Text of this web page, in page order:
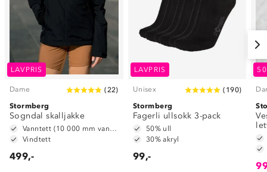
LAVPRIS
Dame ( 22)
Stormberg
Sogndal skalljakke
Vindtett
499,-
LAVPRIS
Unisex ( 190)
Stormberg
Fagerli ullsokk 3-pack
50% ull
30% akryl
99,-